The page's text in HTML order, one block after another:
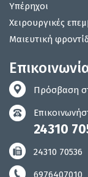
Υπέρηχοι
Χειρουργικές
Μαιευτική
Πρόσβαση
24310
24310 70536
6976407010